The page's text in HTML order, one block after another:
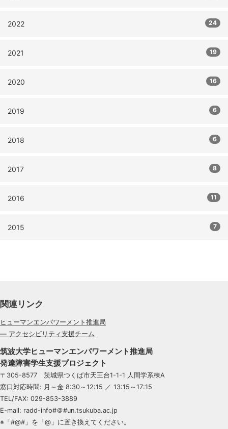
2022 24
2021 19
2020 16
2019 6
2018 6
2017 8
2016 11
2015 7
関連リンク
ヒューマンエンパワーメント推進局
— アクセシビリティ支援チーム
筑波大学ヒューマンエンパワーメント推進局
発達障害学生支援プロジェクト
〒305-8577 茨城県つくば市天王台1-1-1 人間学系棟A
窓口対応時間: 月～金 8:30～12:15 ／ 13:15～17:15
TEL/FAX: 029-853-3889
E-mail: radd-info#＠#un.tsukuba.ac.jp
※「#@#」を「@」に置き換えてください。